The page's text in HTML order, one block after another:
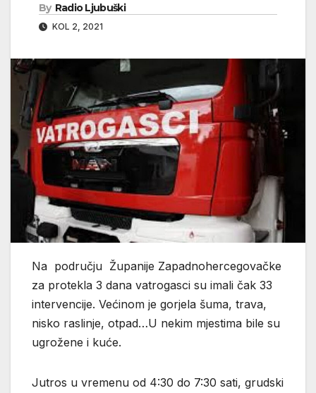
By Radio Ljubuški
KOL 2, 2021
Na području Županije Zapadnohercegovačke
za protekla 3 dana vatrogasci su imali čak 33
intervencije. Većinom je gorjela šuma, trava,
nisko raslinje, otpad…U nekim mjestima bile su
ugrožene i kuće.
Jutros u vremenu od 4:30 do 7:30 sati, grudski